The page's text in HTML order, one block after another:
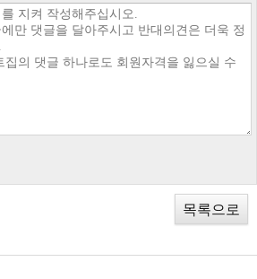
목록으로